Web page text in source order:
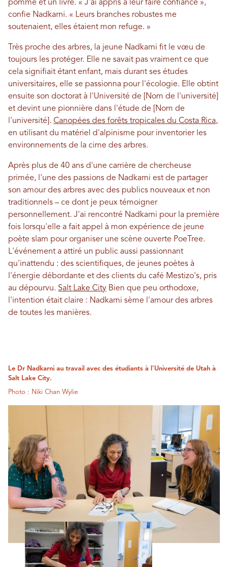
pomme et un livre. « J'ai appris à leur faire confiance »,
confie Nadkarni. « Leurs branches robustes me
soutenaient, elles étaient mon refuge. »
Très proche des arbres, la jeune Nadkarni fit le vœu de
toujours les protéger. Elle ne savait pas vraiment ce que
cela signifiait étant enfant, mais durant ses études
universitaires, elle se passionna pour l'écologie. Elle obtint
ensuite son doctorat à l'Université de [Nom de l'université]
et devint une pionnière dans l'étude de [Nom de
l'université]. Canopées des forêts tropicales du Costa Rica,
en utilisant du matériel d'alpinisme pour inventorier les
environnements de la cime des arbres.
Après plus de 40 ans d'une carrière de chercheuse
primée, l'une des passions de Nadkarni est de partager
son amour des arbres avec des publics nouveaux et non
traditionnels – ce dont je peux témoigner
personnellement. J'ai rencontré Nadkarni pour la première
fois lorsqu'elle a fait appel à mon expérience de jeune
poète slam pour organiser une scène ouverte PoeTree.
L'événement a attiré un public aussi passionnant
qu'inattendu : des scientifiques, de jeunes poètes à
l'énergie débordante et des clients du café Mestizo's, pris
au dépourvu. Salt Lake City Bien que peu orthodoxe,
l'intention était claire : Nadkarni sème l'amour des arbres
de toutes les manières.
Le Dr Nadkarni au travail avec des étudiants à l'Université de Utah à
Salt Lake City.
Photo : Niki Chan Wylie